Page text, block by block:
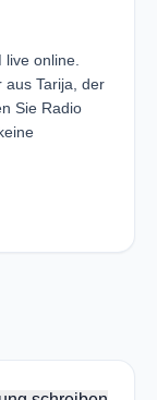
online.
aus Tarija, der
Sie Radio